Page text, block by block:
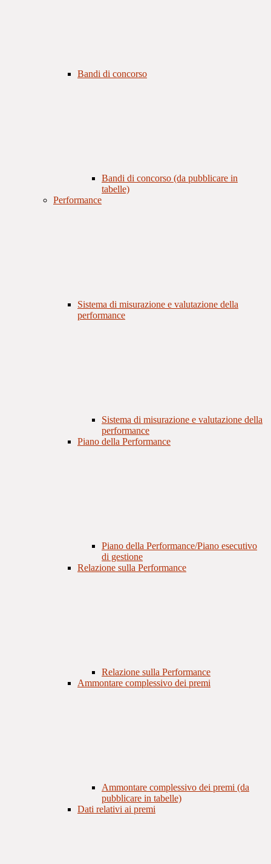
Bandi di concorso
Bandi di concorso (da pubblicare in
tabelle)
Performance
Sistema di misurazione e valutazione della
performance
Sistema di misurazione e valutazione della
performance
Piano della Performance
Piano della Performance/Piano esecutivo
di gestione
Relazione sulla Performance
Relazione sulla Performance
Ammontare complessivo dei premi
Ammontare complessivo dei premi (da
pubblicare in tabelle)
Dati relativi ai premi